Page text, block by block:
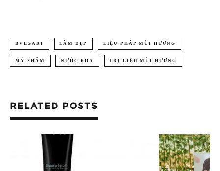
BVLGARI LÀM ĐẸP LIỆU PHÁP MÙI HƯƠNG
MỸ PHẨM NƯỚC HOA TRỊ LIỆU MÙI HƯƠNG
RELATED POSTS